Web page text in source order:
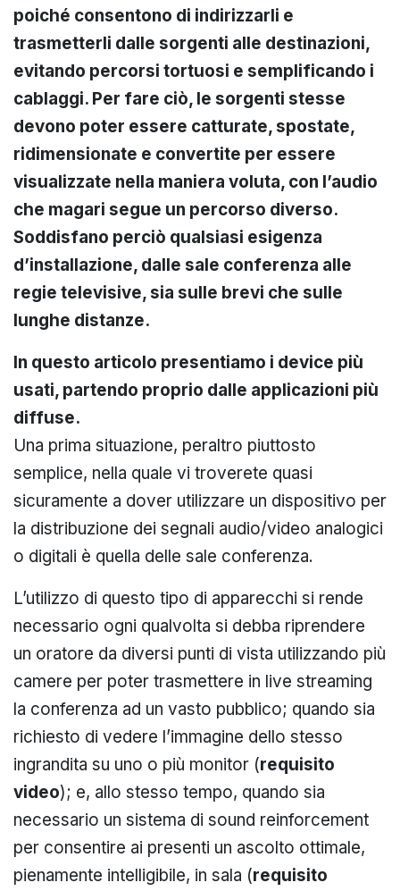
poiché consentono di indirizzarli e
trasmetterli dalle sorgenti alle destinazioni,
evitando percorsi tortuosi e semplificando i
cablaggi. Per fare ciò, le sorgenti stesse
devono poter essere catturate, spostate,
ridimensionate e convertite per essere
visualizzate nella maniera voluta, con l’audio
che magari segue un percorso diverso.
Soddisfano perciò qualsiasi esigenza
d’installazione, dalle sale conferenza alle
regie televisive, sia sulle brevi che sulle
lunghe distanze.
In questo articolo presentiamo i device più
usati, partendo proprio dalle applicazioni più
diffuse.
Una prima situazione, peraltro piuttosto
semplice, nella quale vi troverete quasi
sicuramente a dover utilizzare un dispositivo per
la distribuzione dei segnali audio/video analogici
o digitali è quella delle sale conferenza.
L’utilizzo di questo tipo di apparecchi si rende
necessario ogni qualvolta si debba riprendere
un oratore da diversi punti di vista utilizzando più
camere per poter trasmettere in live streaming
la conferenza ad un vasto pubblico; quando sia
richiesto di vedere l’immagine dello stesso
ingrandita su uno o più monitor (requisito
video); e, allo stesso tempo, quando sia
necessario un sistema di sound reinforcement
per consentire ai presenti un ascolto ottimale,
pienamente intelligibile, in sala (requisito